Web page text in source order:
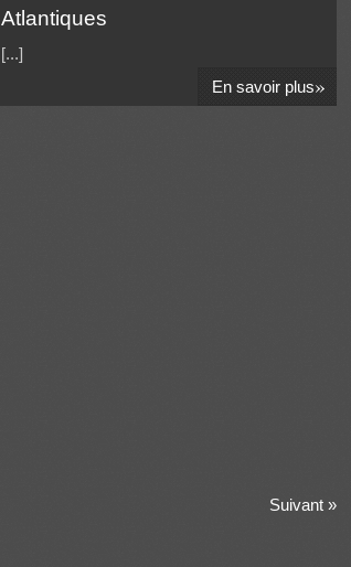
Atlantiques
[...]
En savoir plus»
Suivant»